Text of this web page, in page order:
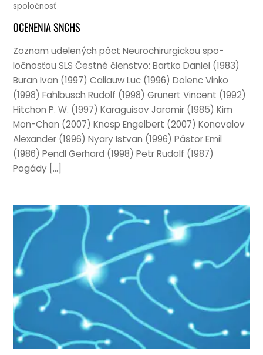
spoločnosť
OCENENIA SNCHS
Zoz­nam udelených pôct Neurochirur­gick­ou spo­
ločnosťou SLS Čest­né člen­stvo: Bartko Daniel (1983)
Bur­an Ivan (1997) Cali­auw Luc (1996) Dol­enc Vinko
(1998) Fahl­busch Rudolf (1998) Gru­nert Vin­cent (1992)
Hitchon P. W. (1997) Karaguisov Jaromir (1985) Kim
Mon-Chan (2007) Kno­sp Engel­bert (2007) Konovalov
Alex­an­der (1996) Nyary Istvan (1996) Pástor Emil
(1986) Pendl Ger­hard (1998) Petr Rudolf (1987)
Pogády […]